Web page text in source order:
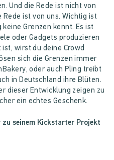
Und die Rede ist nicht von
Rede ist von uns. Wichtig ist
Grenzen kennt. Es ist
oder Gadgets produzieren
wirst du deine Crowd
sich die Grenzen immer
oder auch Pling treibt
in Deutschland ihre Blüten.
dieser Entwicklung zeigen zu
ein echtes Geschenk.
seinem Kickstarter Projekt